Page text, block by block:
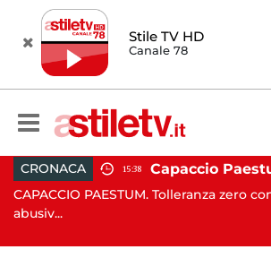
Stile TV HD
Canale 78
CRONACA 15:38
CAPACCIO PAESTUM. Tolleranza zero
abusiv...